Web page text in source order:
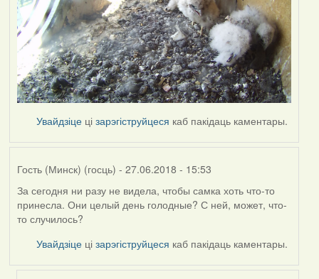
Увайдзіце цізарэгіструйцеся каб пакідаць каментары.
Гость (Минск) (госць) - 27.06.2018 - 15:53
За сегодня ни разу не видела, чтобы самка хоть что-то
принесла. Они целый день голодные? С ней, может, что-
то случилось?
Увайдзіце цізарэгіструйцеся каб пакідаць каментары.